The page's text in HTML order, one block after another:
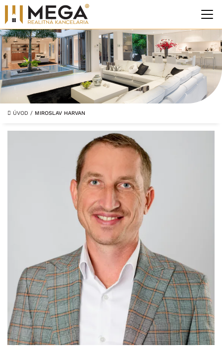
ÚVOD / MIROSLAV HARVAN